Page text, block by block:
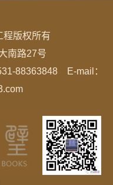
程版权所有
南路27号
88363848 E-mail：